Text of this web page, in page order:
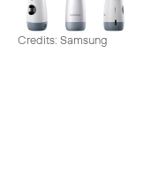
Credits: Samsung